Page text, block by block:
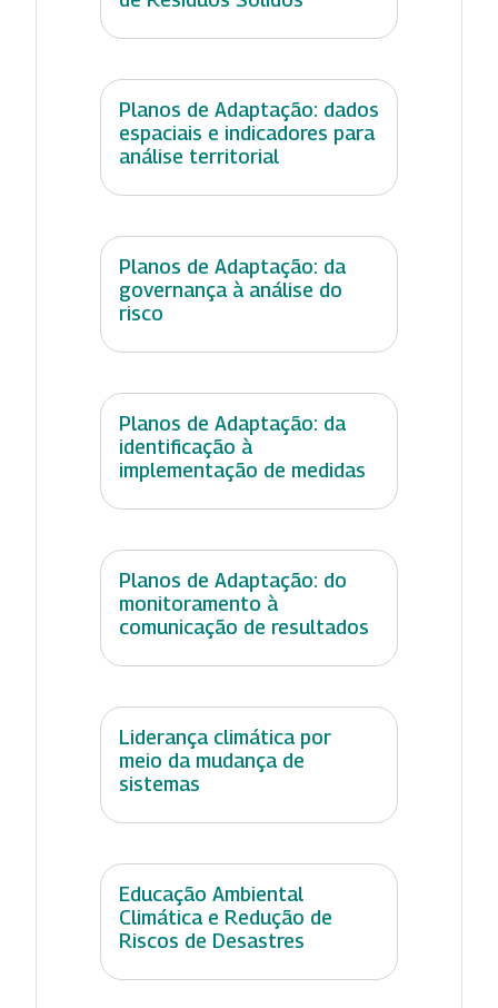
Planos de Adaptação: dados
espaciais e indicadores para
análise territorial
Planos de Adaptação: da
governança à análise do
risco
Planos de Adaptação: da
identificação à
implementação de medidas
Planos de Adaptação: do
monitoramento à
comunicação de resultados
Liderança climática por
meio da mudança de
sistemas
Educação Ambiental
Climática e Redução de
Riscos de Desastres